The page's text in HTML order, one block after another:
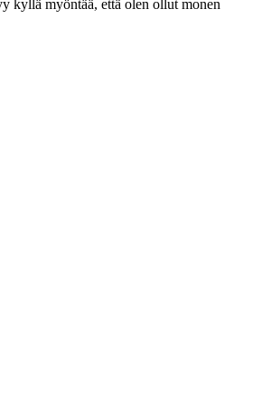
kyllä myöntää, että olen ollut monen